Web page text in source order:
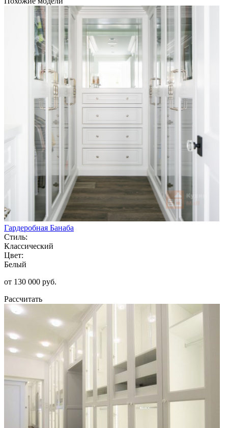
Гардеробная Банаба
Стиль:
Классический
Цвет:
Белый
от 130 000 руб.
Рассчитать